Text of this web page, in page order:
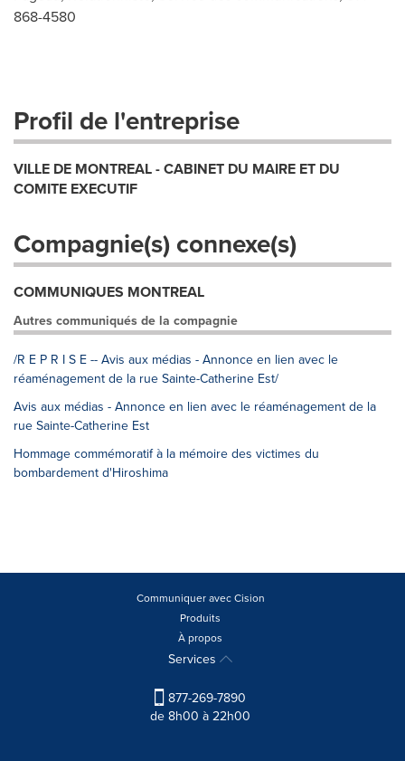
868-4580
Profil de l'entreprise
VILLE DE MONTREAL - CABINET DU MAIRE ET DU
COMITE EXECUTIF
Compagnie(s) connexe(s)
COMMUNIQUES MONTREAL
Autres communiqués de la compagnie
/R E P R I S E -- Avis aux médias - Annonce en lien avec le
réaménagement de la rue Sainte-Catherine Est/
Avis aux médias - Annonce en lien avec le réaménagement de la
rue Sainte-Catherine Est
Hommage commémoratif à la mémoire des victimes du
bombardement d'Hiroshima
Communiquer avec Cision
Produits
À propos
Services
877-269-7890
de 8h00 à 22h00